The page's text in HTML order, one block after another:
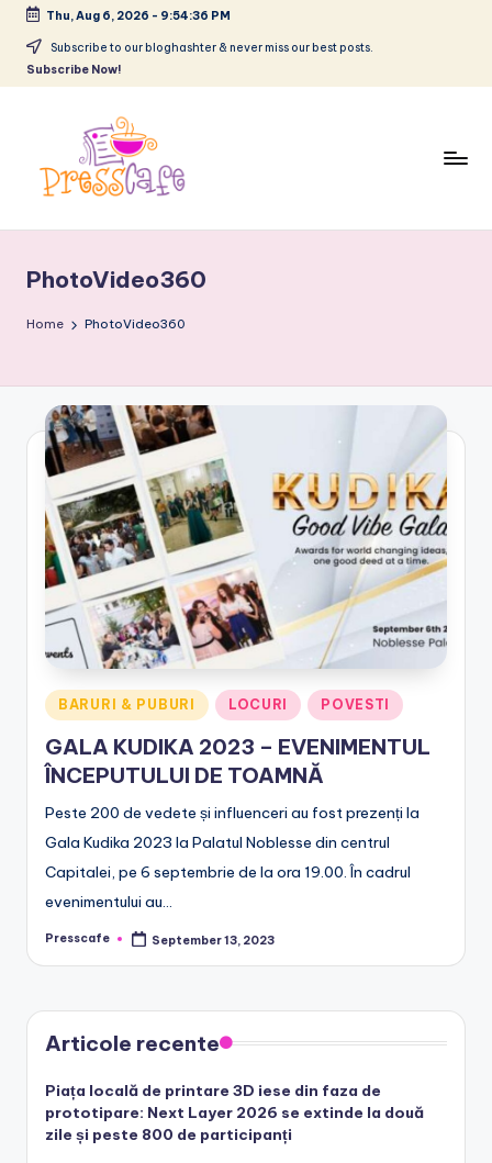
Skip
Thu, Aug 6, 2026 - 9:54:37 PM
Subscribe to our bloghashter & never miss our best posts.
Subscribe Now!
e
s
c
a
f
e
.
r
o
urbane
PhotoVideo360
Home PhotoVideo360
Posted
BARURI & PUBURI LOCURI POVESTI
GALA KUDIKA 2023 – EVENIMENTUL
ÎNCEPUTULUI DE TOAMNĂ
Peste 200 de vedete și influenceri au fost prezenți la
Gala Kudika 2023 la Palatul Noblesse din centrul
Capitalei, pe 6 septembrie de la ora 19.00. În cadrul
evenimentului au…
Posted
Presscafe September 13, 2023
Articole recente
Piața locală de printare 3D iese din faza de
prototipare: Next Layer 2026 se extinde la două
zile și peste 800 de participanți